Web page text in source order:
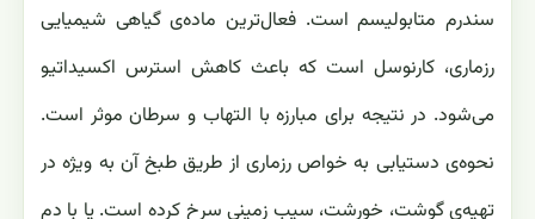
سندرم متابولیسم است. ‏فعال‌ترین ماده‌ی گیاهی شیمیایی
رزماری، کارنوسل است که باعث‎ ‎کاهش استرس‎ ‎اکسیداتیو
‏می‌شود. در نتیجه برای مبارزه با التهاب و سرطان موثر است.
نحوه‌ی دستیابی به خواص رزماری از طریق طبخ آن به ویژه در
‏تهیه‌ی گوشت، خورشت، سیب زمینی سرخ کرده است. یا با دم